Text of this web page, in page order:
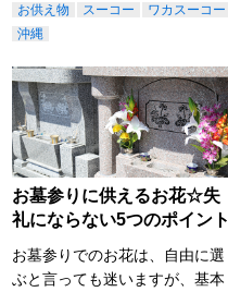
お供え物 スーコー
ワカスーコー
沖縄
お墓参りに供えるお花☆失
礼にならない5つのポイント
お墓参りでのお花は、自由に選
ぶと言っても迷いますが、基本